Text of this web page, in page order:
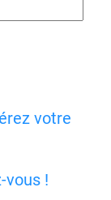
votre
vous !